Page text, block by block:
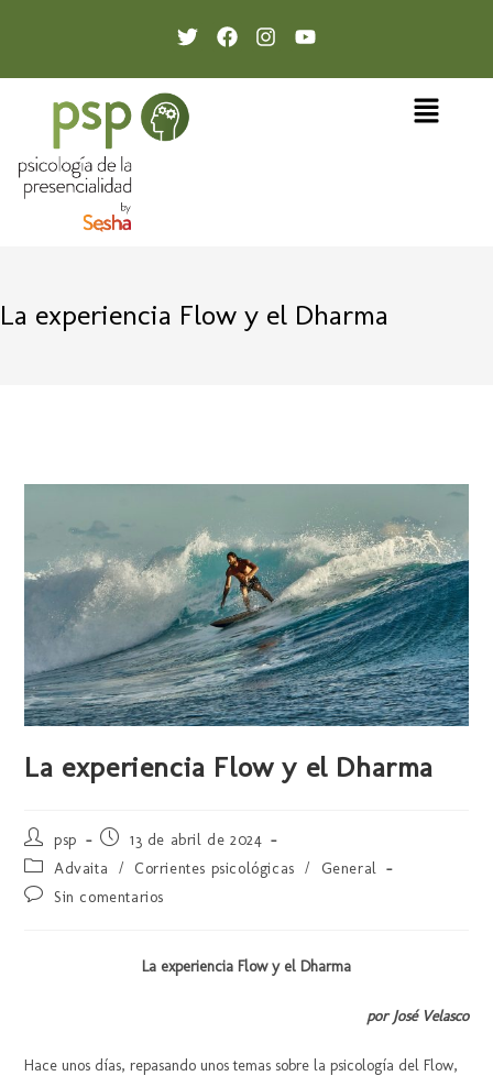
La experiencia Flow y el Dharma
La experiencia Flow y el Dharma
psp
13 de abril de 2024
Advaita
/ Corrientes psicológicas /
General
Sin comentarios
La experiencia Flow y el Dharma
por José Velasco
Hace unos días, repasando unos temas sobre la psicología del Flow,